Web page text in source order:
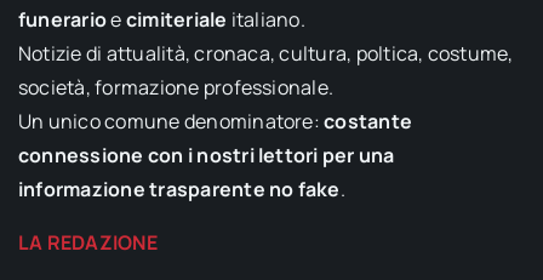
funerarioecimiteriale italiano.
Notizie di attualità, cronaca, cultura, poltica, costume,
società, formazione professionale.
Un unico comune denominatore:costante
connessione con i nostri lettori per una
informazione trasparente no fake.
LA REDAZIONE